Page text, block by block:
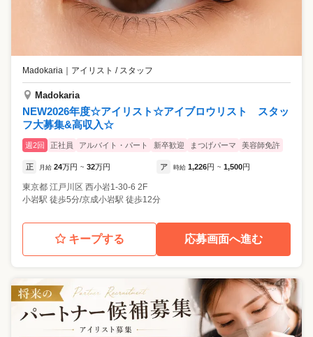
Madokaria アイリスト / スタッフ
Madokaria
NEW2026年度☆アイリスト☆アイブロウリスト スタッ
フ大募集&高収入☆
週2回 正社員 アルバイト・パート 新卒歓迎 まつげパーマ 美容師免許
正 月給 24万円 ~ 32万円 ア 時給 1,226円 ~ 1,500円
東京都 江戸川区 西小岩1-30-6 2F
小岩駅 徒歩5分/京成小岩駅 徒歩12分
キープする 応募画面へ進む